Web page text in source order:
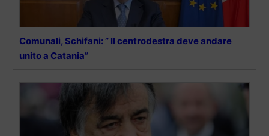
Comunali, Schifani: ” Il centrodestra deve andare
unito a Catania”